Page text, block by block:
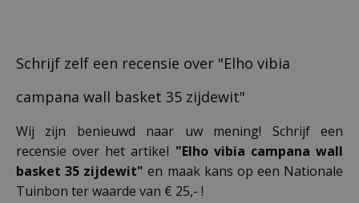
Schrijf zelf een recensie over "Elho vibia
campana wall basket 35 zijdewit"
Wij zijn benieuwd naar uw mening! Schrijf een
recensie over het artikel "Elho vibia campana wall
basket 35 zijdewit" en maak kans op een Nationale
Tuinbon ter waarde van € 25,- !